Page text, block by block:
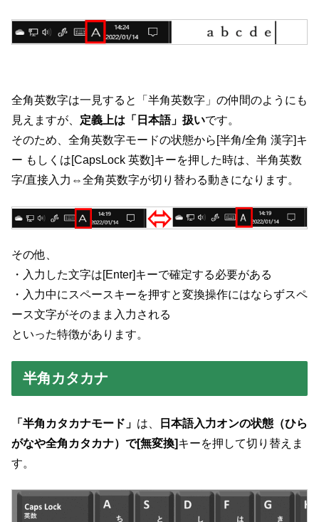
全角英数字は一見すると「半角英数字」の仲間のようにも
見えますが、 定義上は「日本語」扱いです。
そのため、全角英数字モードの状態から[半角/全角 漢字]キ
ー もしくは[CapsLock 英数]キーを押した時は、半角英数
字/直接入力⇔全角英数字が切り替わる動きになります。
その他、
・入力した文字は[Enter]キーで確定する必要がある
・入力中にスペースキーを押すと変換操作にはならずスペ
ース文字がそのまま入力される
といった特徴があります。
半角カタカナ
「半角カタカナモード」 は、
日本語入力オンの状態（ひら
がなや全角カタカナ）で[無変換]キーを押して切り替えま
す。